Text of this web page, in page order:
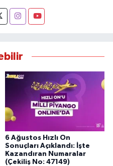
6 Ağustos Hızlı On
Sonuçları Açıklandı: İşte
Kazandıran Numaralar
(Çekiliş No: 47149)